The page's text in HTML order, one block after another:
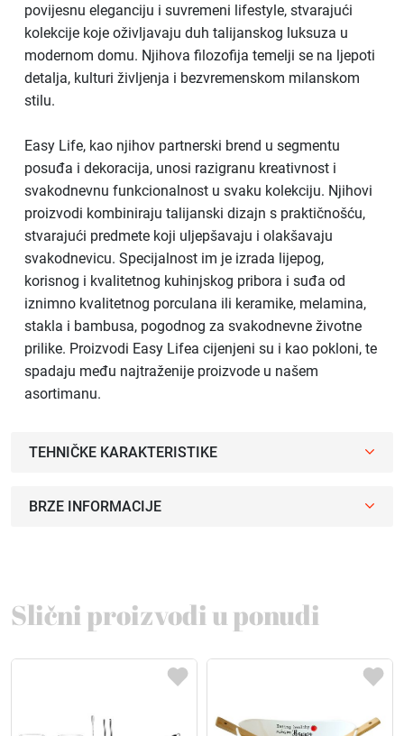
povijesnu eleganciju i suvremeni lifestyle, stvarajući
kolekcije koje oživljavaju duh talijanskog luksuza u
modernom domu. Njihova filozofija temelji se na ljepoti
detalja, kulturi življenja i bezvremenskom milanskom
stilu.
Easy Life, kao njihov partnerski brend u segmentu
posuđa i dekoracija, unosi razigranu kreativnost i
svakodnevnu funkcionalnost u svaku kolekciju. Njihovi
proizvodi kombiniraju talijanski dizajn s praktičnošću,
stvarajući predmete koji uljepšavaju i olakšavaju
svakodnevicu. Specijalnost im je izrada lijepog,
korisnog i kvalitetnog kuhinjskog pribora i suđa od
iznimno kvalitetnog porculana ili keramike, melamina,
stakla i bambusa, pogodnog za svakodnevne životne
prilike. Proizvodi Easy Lifea cijenjeni su i kao pokloni, te
spadaju među najtraženije proizvode u našem
asortimanu.
TEHNIČKE KARAKTERISTIKE
BRZE INFORMACIJE
Slični proizvodi u ponudi